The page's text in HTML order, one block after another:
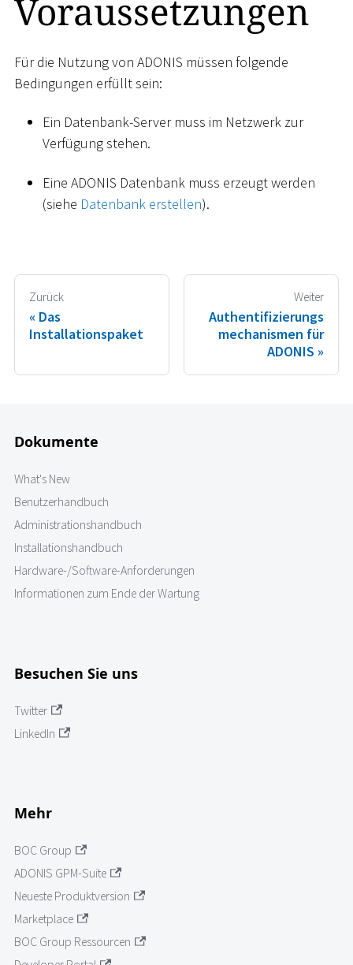
Voraussetzungen
Für die Nutzung von ADONIS müssen folgende
Bedingungen erfüllt sein:
Ein Datenbank-Server muss im Netzwerk zur
Verfügung stehen.
Eine ADONIS Datenbank muss erzeugt werden
(siehe Datenbank erstellen).
Zurück
Das
Installationspaket
Weiter
Authentifizierungs
mechanismen für
ADONIS
Dokumente
What's New
Benutzerhandbuch
Administrationshandbuch
Installationshandbuch
Hardware-/Software-Anforderungen
Informationen zum Ende der Wartung
Besuchen Sie uns
Twitter
LinkedIn
Mehr
BOC Group
ADONIS GPM-Suite
Neueste Produktversion
Marketplace
BOC Group Ressourcen